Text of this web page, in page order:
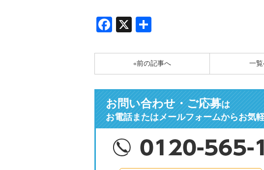
Facebook
X
«前の記事へ 一覧
お問い合わせ・ご応募は
お電話またはメールフォームからお気